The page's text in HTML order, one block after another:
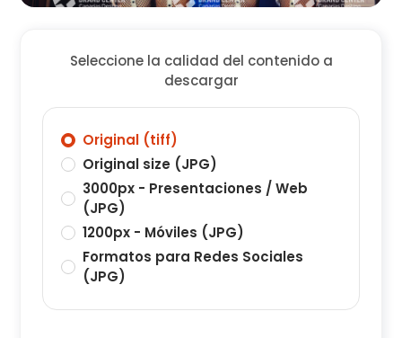
Seleccione la calidad del contenido a
descargar
Original (tiff)
Original size (JPG)
3000px - Presentaciones / Web
(JPG)
1200px - Móviles (JPG)
Formatos para Redes Sociales
(JPG)